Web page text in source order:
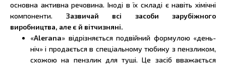
основна активна речовина. Іноді в їх складі є навіть хімічні
компоненти. Зазвичай всі засоби зарубіжного
виробництва, але є й вітчизняні.
«Alerana» відрізняється подвійний формулою «день-
ніч» і продається в спеціальному тюбику з пензликом,
схожою на пензлик для туші. Це засіб вважається